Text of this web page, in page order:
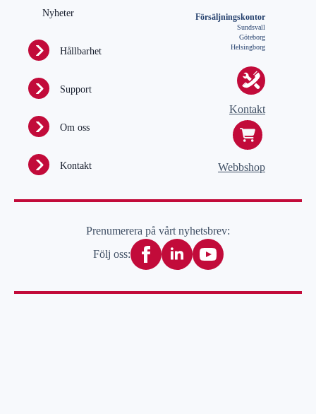
Nyheter
Hållbarhet
Support
Om oss
Kontakt
Försäljningskontor
Sundsvall
Göteborg
Helsingborg
Kontakt
Webbshop
Prenumerera på vårt nyhetsbrev:
Följ oss: